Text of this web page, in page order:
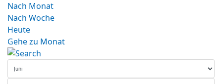
Nach Monat
Nach Woche
Heute
Gehe zu Monat